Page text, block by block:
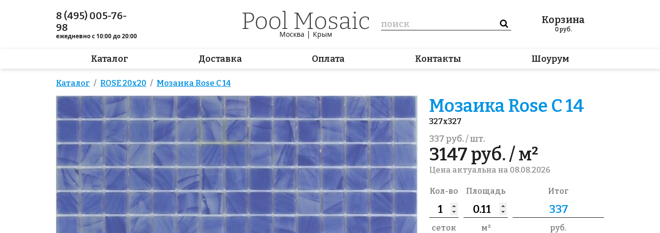
8 (495) 005-76-
98
ежедневно с 10:00 до 20:00 Москва | Крым
Корзина
0руб.
Каталог Доставка Оплата Контакты Шоурум
Каталог ROSE 20x20 Мозаика Rose C 14
Мозаика Rose C 14
327x327
337 руб. / шт.
3147 руб. / м²
Цена актуальна на 08.08.2026
Кол-во
сеток
Площадь
м²
Итог
руб.